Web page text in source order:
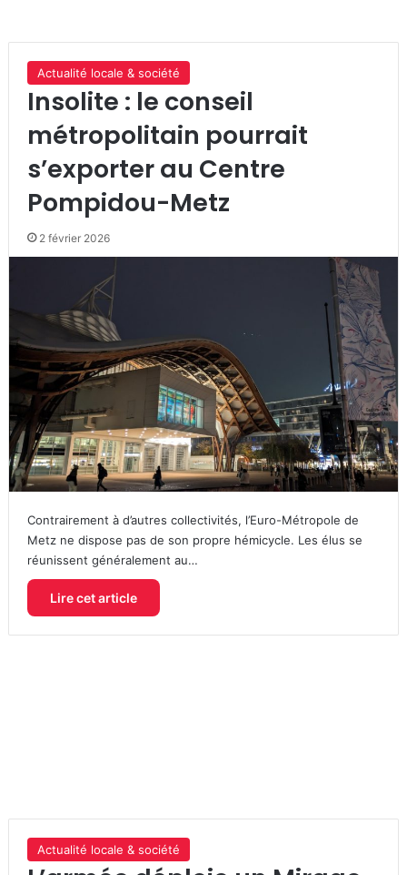
Actualité locale & société
Insolite : le conseil
métropolitain pourrait
s’exporter au Centre
Pompidou-Metz
2 février 2026
Contrairement à d’autres collectivités, l’Euro-Métropole de
Metz ne dispose pas de son propre hémicycle. Les élus se
réunissent généralement au…
Lire cet article
Actualité locale & société